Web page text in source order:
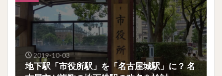
2019-10-03
地下駅「市役所駅」を「名古屋城駅」に？ 名